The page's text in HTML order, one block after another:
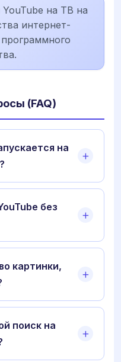
на ТВ на
интернет-
(FAQ)
на
без
картинки,
поиск на